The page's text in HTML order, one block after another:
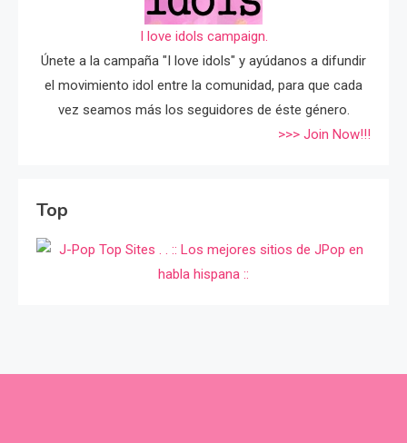
I love idols campaign.
Únete a la campaña "I love idols" y ayúdanos a difundir
el movimiento idol entre la comunidad, para que cada
vez seamos más los seguidores de éste género.
>>> Join Now!!!
Top